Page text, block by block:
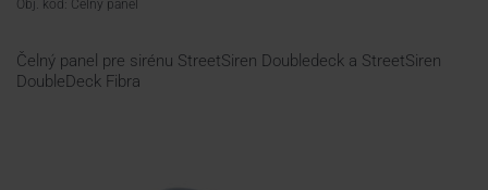
Obj. kód: Čelný panel
Čelný panel pre sirénu StreetSiren Doubledeck a StreetSiren
DoubleDeck Fibra